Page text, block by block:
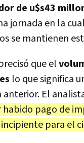
de u$s43
jornada en la
se mantienen
que el
lo que significa
anterior. El
pago de
para el